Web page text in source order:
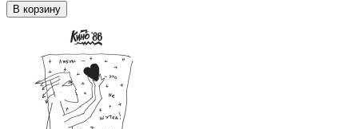
В корзину